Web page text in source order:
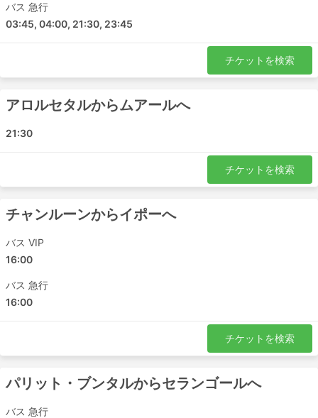
ペナン - クアラルンプール
ムラカ - スンガイ二ボン
ペナン - イポー
ジョホール - ハジャイ（ハートヤイ）
クアラルンプール - イポー
ジョホールバル - ハジャイ（ハートヤイ）
バターワース - クアラルンプール
バターワース - イポー
スンガイ二ボン - イポー
ムラカ - バターワース
ペナン - ムラカ
バス 急行
03:45, 04:00, 21:30, 23:45
チケットを検索
アロルセタルからムアールへ
21:30
チケットを検索
チャンルーンからイポーへ
バス VIP
16:00
バス 急行
16:00
チケットを検索
パリット・ブンタルからセランゴールへ
バス 急行